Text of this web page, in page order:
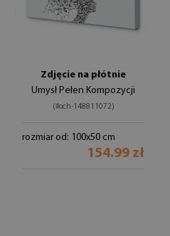
Zdjęcie na płótnie
Umysł Pełen Kompozycji
(#och-148811072)
rozmiar od: 100x50 cm
154.99 zł